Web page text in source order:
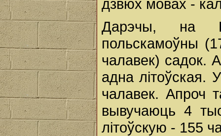
дзвюх мовах -
Дарэчы, на
польскамоўны
чалавек) садок.
адна літоўская.
чалавек. Апроч
вывучаюць 4
літоўскую - 155